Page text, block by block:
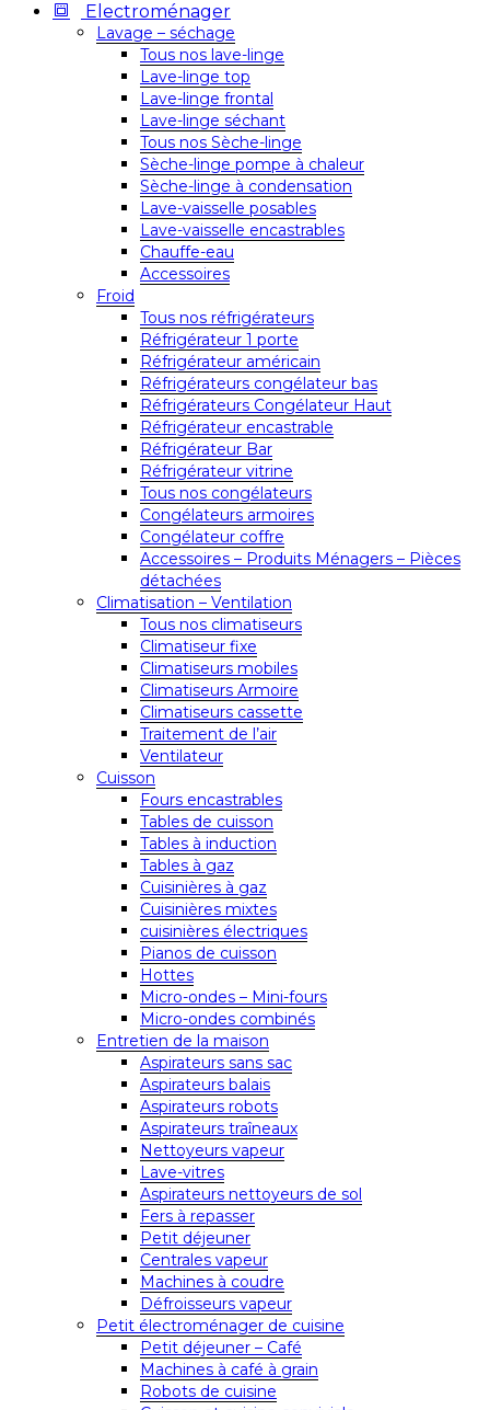
Electroménager
Lavage – séchage
Tous nos lave-linge
Lave-linge top
Lave-linge frontal
Lave-linge séchant
Tous nos Sèche-linge
Sèche-linge pompe à chaleur
Sèche-linge à condensation
Lave-vaisselle posables
Lave-vaisselle encastrables
Chauffe-eau
Accessoires
Froid
Tous nos réfrigérateurs
Réfrigérateur 1 porte
Réfrigérateur américain
Réfrigérateurs congélateur bas
Réfrigérateurs Congélateur Haut
Réfrigérateur encastrable
Réfrigérateur Bar
Réfrigérateur vitrine
Tous nos congélateurs
Congélateurs armoires
Congélateur coffre
Accessoires – Produits Ménagers – Pièces
détachées
Climatisation – Ventilation
Tous nos climatiseurs
Climatiseur fixe
Climatiseurs mobiles
Climatiseurs Armoire
Climatiseurs cassette
Traitement de l’air
Ventilateur
Cuisson
Fours encastrables
Tables de cuisson
Tables à induction
Tables à gaz
Cuisinières à gaz
Cuisinières mixtes
cuisinières électriques
Pianos de cuisson
Hottes
Micro-ondes – Mini-fours
Micro-ondes combinés
Entretien de la maison
Aspirateurs sans sac
Aspirateurs balais
Aspirateurs robots
Aspirateurs traîneaux
Nettoyeurs vapeur
Lave-vitres
Aspirateurs nettoyeurs de sol
Fers à repasser
Petit déjeuner
Centrales vapeur
Machines à coudre
Défroisseurs vapeur
Petit électroménager de cuisine
Petit déjeuner – Café
Machines à café à grain
Robots de cuisine